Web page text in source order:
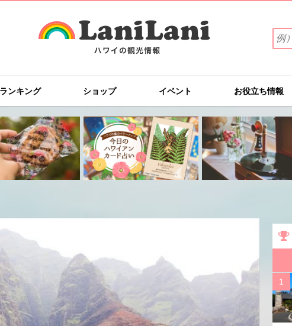
索
ワ
を
入
力
(例）
カ
フ
ェ
イ
ー
ランキング ショップ イベント お役立ち情報